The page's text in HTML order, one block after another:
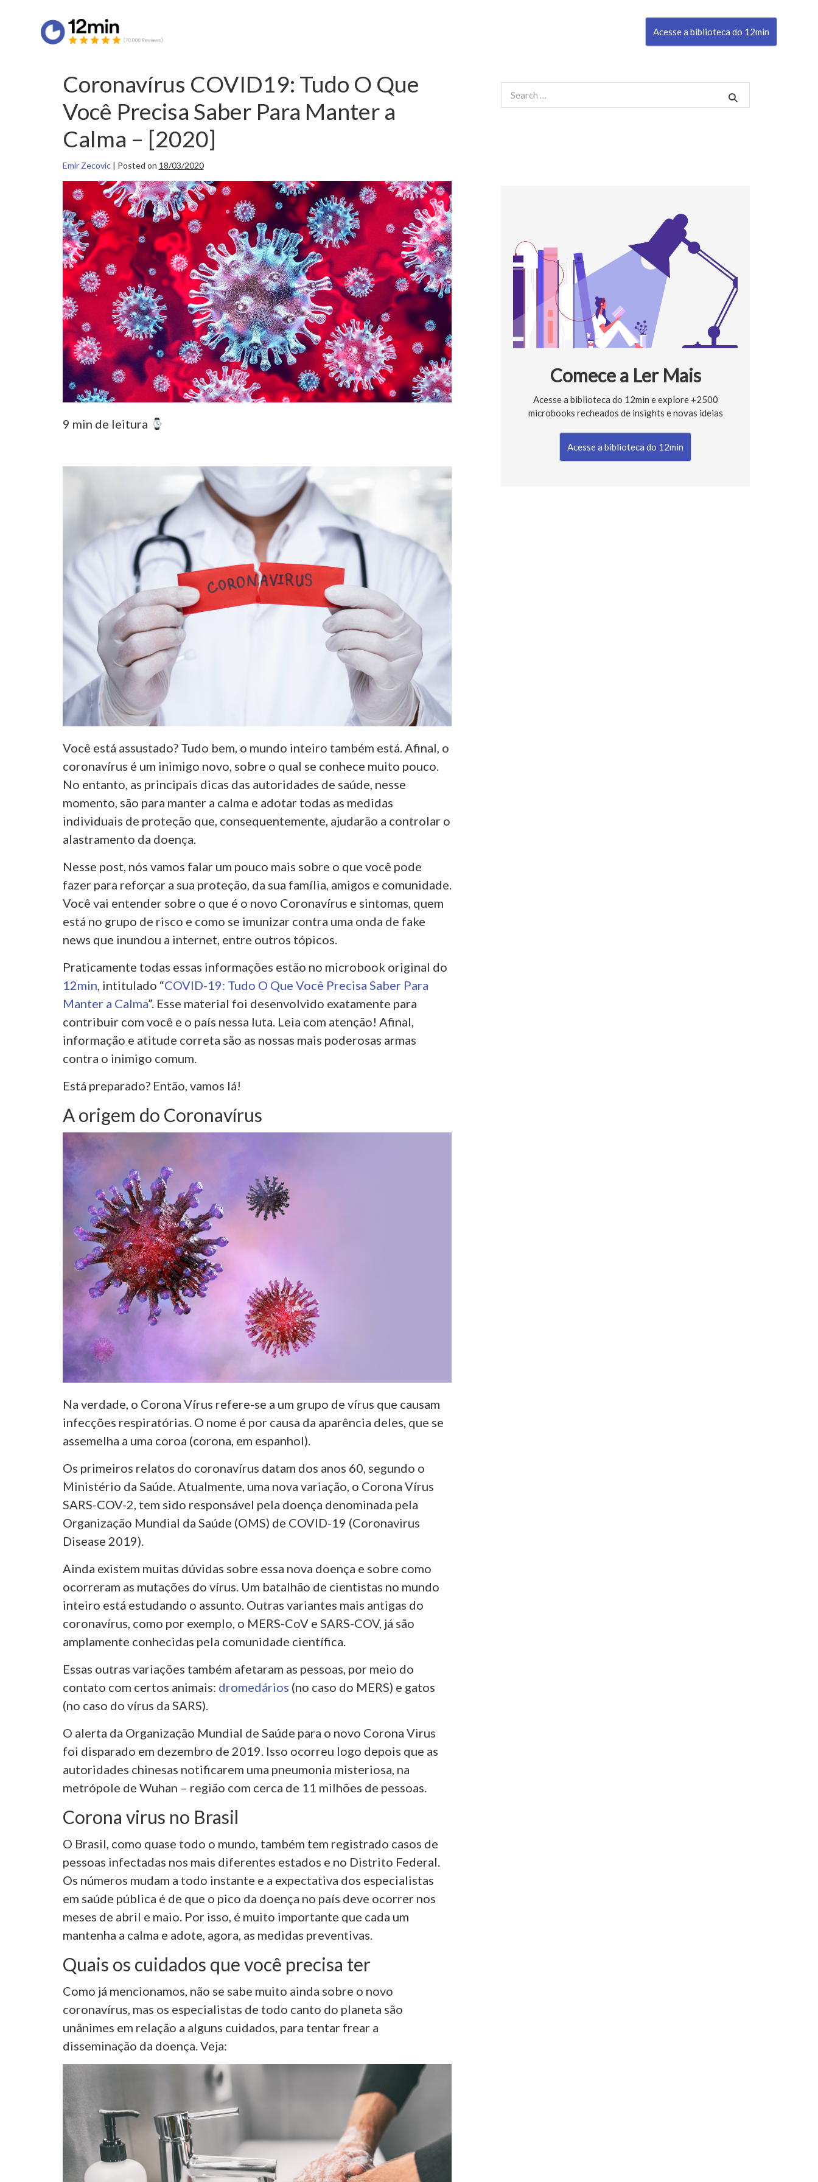
Acesse a biblioteca do 12min
Coronavírus COVID19: Tudo O Que
Você Precisa Saber Para Manter a
Calma – [2020]
Emir Zecovic| Posted on 18/03/2020
9 min de leitura
Você está assustado? Tudo bem, o mundo inteiro também está. Afinal, o
coronavírus é um inimigo novo, sobre o qual se conhece muito pouco.
No entanto, as principais dicas das autoridades de saúde, nesse
momento, são para manter a calma e adotar todas as medidas
individuais de proteção que, consequentemente, ajudarão a controlar o
alastramento da doença.
Nesse post, nós vamos falar um pouco mais sobre o que você pode
fazer para reforçar a sua proteção, da sua família, amigos e comunidade.
Você vai entender sobre o que é o novo Coronavírus e sintomas, quem
está no grupo de risco e como se imunizar contra uma onda de fake
news que inundou a internet, entre outros tópicos.
Praticamente todas essas informações estão no microbook original do
12min , intitulado “COVID-19: Tudo O Que Você Precisa Saber Para
Manter a Calma”. Esse material foi desenvolvido exatamente para
contribuir com você e o país nessa luta. Leia com atenção! Afinal,
informação e atitude correta são as nossas mais poderosas armas
contra o inimigo comum.
Está preparado? Então, vamos lá!
A origem do Coronavírus
Na verdade, o Corona Vírus refere-se a um grupo de vírus que causam
infecções respiratórias. O nome é por causa da aparência deles, que se
assemelha a uma coroa (corona, em espanhol).
Os primeiros relatos do coronavírus datam dos anos 60, segundo o
Ministério da Saúde. Atualmente, uma nova variação, o Corona Vírus
SARS-COV-2, tem sido responsável pela doença denominada pela
Organização Mundial da Saúde (OMS) de COVID-19 (Coronavirus
Disease 2019).
Ainda existem muitas dúvidas sobre essa nova doença e sobre como
ocorreram as mutações do vírus. Um batalhão de cientistas no mundo
inteiro está estudando o assunto. Outras variantes mais antigas do
coronavírus, como por exemplo, o MERS-CoV e SARS-COV, já são
amplamente conhecidas pela comunidade científica.
Essas outras variações também afetaram as pessoas, por meio do
contato com certos animais: dromedários (no caso do MERS) e gatos
(no caso do vírus da SARS).
O alerta da Organização Mundial de Saúde para o novo Corona Virus
foi disparado em dezembro de 2019. Isso ocorreu logo depois que as
autoridades chinesas notificarem uma pneumonia misteriosa, na
metrópole de Wuhan – região com cerca de 11 milhões de pessoas.
Corona virus no Brasil
O Brasil, como quase todo o mundo, também tem registrado casos de
pessoas infectadas nos mais diferentes estados e no Distrito Federal.
Os números mudam a todo instante e a expectativa dos especialistas
em saúde pública é de que o pico da doença no país deve ocorrer nos
meses de abril e maio. Por isso, é muito importante que cada um
mantenha a calma e adote, agora, as medidas preventivas.
Quais os cuidados que você precisa ter
Como já mencionamos, não se sabe muito ainda sobre o novo
coronavírus, mas os especialistas de todo canto do planeta são
unânimes em relação a alguns cuidados, para tentar frear a
disseminação da doença. Veja:
for:
Comece a Ler Mais
Acesse a biblioteca do 12min e explore +2500
microbooks recheados de insights e novas ideias
Acesse a biblioteca do 12min